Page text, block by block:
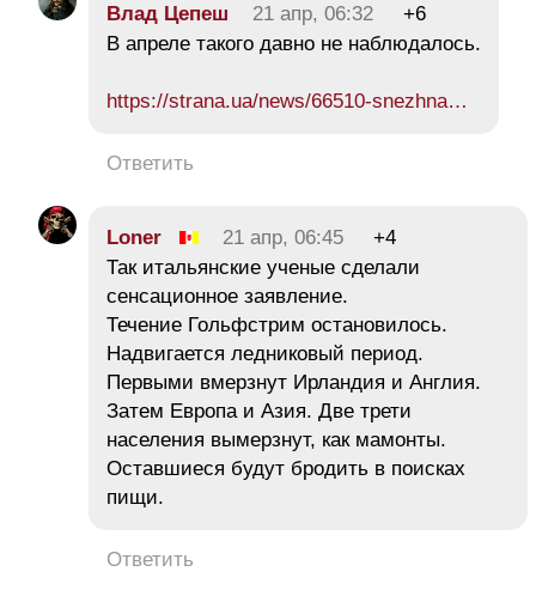
Влaд Цeпeш 21 апр, 06:32
+6
В апреле такого давно не наблюдалось.
https://strana.ua/news/66510-snezhna…
Ответить
Loner 21 апр, 06:45
+4
Так итальянские ученые сделали
сенсационное заявление.
Течение Гольфстрим остановилось.
Надвигается ледниковый период.
Первыми вмерзнут Ирландия и Англия.
Затем Европа и Азия. Две трети
населения вымерзнут, как мамонты.
Оставшиеся будут бродить в поисках
пищи.
Ответить